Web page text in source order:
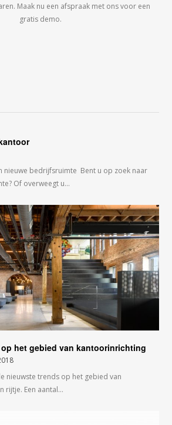
Maak nu een afspraak met ons voor een
gratis demo.
nieuwe bedrijfsruimte Bent u op zoek naar
Of overweegt u…
op het gebied van kantoorinrichting
nieuwste trends op het gebied van
rijtje. Een aantal…